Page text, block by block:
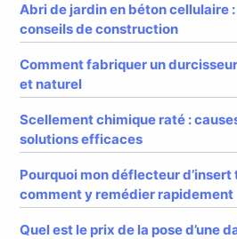
Abri de jardin en béton cellulaire
conseils de construction
Comment fabriquer un
et naturel
Scellement chimique raté :
solutions efficaces
Pourquoi mon déflecteur
comment y remédier rapidement
Quel est le prix de la pose d’une